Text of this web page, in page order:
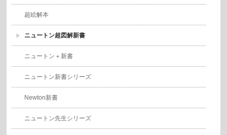
超絵解本
ニュートン超図解新書
ニュートン＋新書
ニュートン新書シリーズ
Newton新書
ニュートン先生シリーズ